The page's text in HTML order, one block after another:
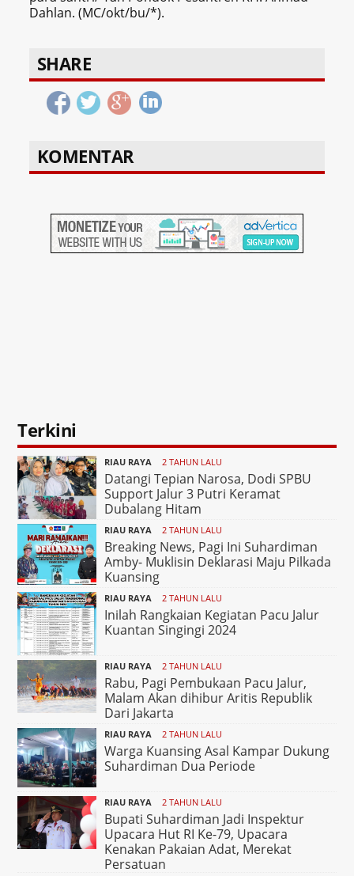
Dahlan. (MC/okt/bu/*).
SHARE
KOMENTAR
Terkini
RIAU RAYA 2 TAHUN LALU
Datangi Tepian Narosa, Dodi SPBU
Support Jalur 3 Putri Keramat
Dubalang Hitam
RIAU RAYA 2 TAHUN LALU
Breaking News, Pagi Ini Suhardiman
Amby- Muklisin Deklarasi Maju Pilkada
Kuansing
RIAU RAYA 2 TAHUN LALU
Inilah Rangkaian Kegiatan Pacu Jalur
Kuantan Singingi 2024
RIAU RAYA 2 TAHUN LALU
Rabu, Pagi Pembukaan Pacu Jalur,
Malam Akan dihibur Aritis Republik
Dari Jakarta
RIAU RAYA 2 TAHUN LALU
Warga Kuansing Asal Kampar Dukung
Suhardiman Dua Periode
RIAU RAYA 2 TAHUN LALU
Bupati Suhardiman Jadi Inspektur
Upacara Hut RI Ke-79, Upacara
Kenakan Pakaian Adat, Merekat
Persatuan